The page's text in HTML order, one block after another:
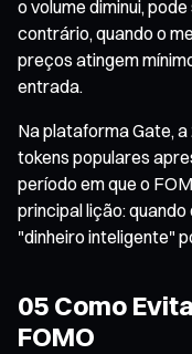
o volume diminui,
contrário, quando o
preços atingem
entrada.
Na plataforma Gate,
tokens populares
período em que o
principal lição:
"dinheiro inteligente"
05 Como
FOMO